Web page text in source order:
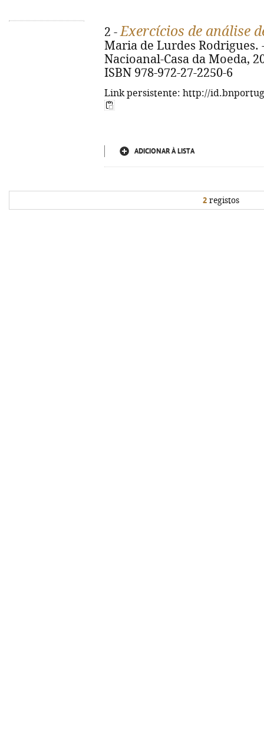
2 -Exercícios de análise
Maria de Lurdes Rodrigues.
Nacioanal-Casa da Moeda,
ISBN 978-972-27-2250-6
Link persistente: http://
ADICIONAR À LISTA
2 registos